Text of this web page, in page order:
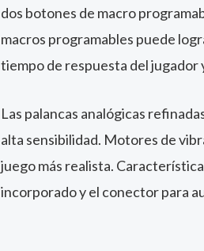
dos botones de macro
macros programables puede
tiempo de respuesta del jugador
Las palancas analógicas
alta sensibilidad. Motores de
juego más realista.
incorporado y el conector para